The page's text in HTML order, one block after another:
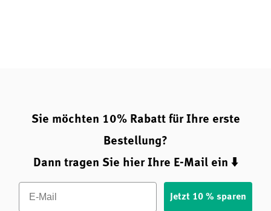
Sie möchten 10% Rabatt für Ihre erste
Bestellung?
Dann tragen Sie hier Ihre E-Mail ein ⬇️
Email
Jetzt 10 % sparen